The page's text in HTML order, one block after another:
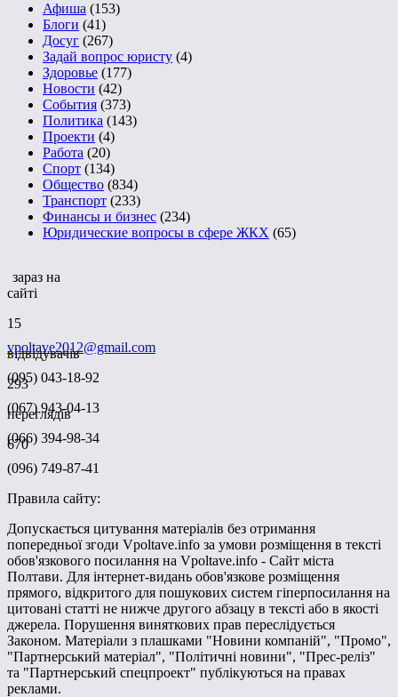
Афиша (153)
Блоги (41)
Досуг (267)
Задай вопрос юристу (4)
Здоровье (177)
Новости (42)
События (373)
Политика (143)
Проекти (4)
Работа (20)
Спорт (134)
Общество (834)
Транспорт (233)
Финансы и бизнес (234)
Юридические вопросы в сфере ЖКХ (65)
зараз на
сайті
15
відвідувачів
293
переглядів
670
vpoltave2012@gmail.com
(095) 043-18-92
(067) 943-04-13
(066) 394-98-34
(096) 749-87-41
Правила сайту:
Допускається цитування матеріалів без отримання
попередньої згоди Vpoltave.info за умови розміщення в тексті
обов'язкового посилання на Vpoltave.info - Сайт міста
Полтави. Для інтернет-видань обов'язкове розміщення
прямого, відкритого для пошукових систем гіперпосилання на
цитовані статті не нижче другого абзацу в тексті або в якості
джерела. Порушення виняткових прав переслідується
Законом. Матеріали з плашками "Новини компаній", "Промо",
"Партнерський матеріал", "Політичні новини", "Прес-реліз"
та "Партнерський спецпроект" публікуються на правах
реклами.